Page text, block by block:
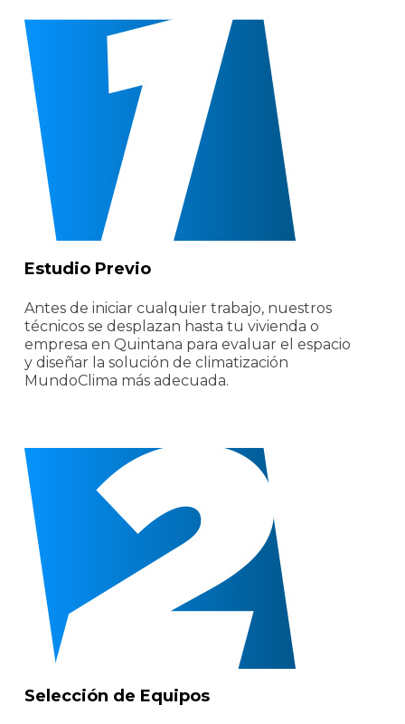
Estudio Previo
Antes de iniciar cualquier trabajo, nuestros
técnicos se desplazan hasta tu vivienda o
empresa en Quintana para evaluar el espacio
y diseñar la solución de climatización
MundoClima más adecuada.
Selección de Equipos